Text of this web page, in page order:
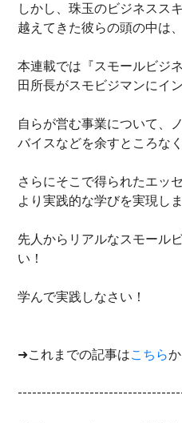
しかし、珠玉のビジネスス
越えてきた彼らの頭の中は
本連載では『スモールビジ
田所長がスモビジマンにイ
自らが営む事業について、
バイスなどを余すところな
さらにそこで得られたエッ
より実践的な学びを実現しま
先人からリアルなスモール
い！
学んで実践しなさい！
➜これまでの記事はこちら